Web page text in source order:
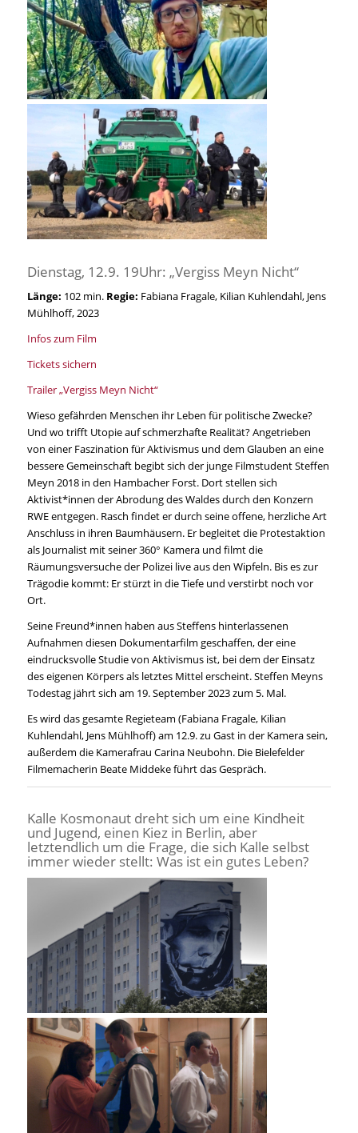
Dienstag, 12.9. 19Uhr: „Vergiss Meyn Nicht“
Länge: 102 min. Regie: Fabiana Fragale, Kilian Kuhlendahl, Jens
Mühlhoff, 2023
Infos zum Film
Tickets sichern
Trailer „Vergiss Meyn Nicht“
Wieso gefährden Menschen ihr Leben für politische Zwecke?
Und wo trifft Utopie auf schmerzhafte Realität? Angetrieben
von einer Faszination für Aktivismus und dem Glauben an eine
bessere Gemeinschaft begibt sich der junge Filmstudent Steffen
Meyn 2018 in den Hambacher Forst. Dort stellen sich
Aktivist*innen der Abrodung des Waldes durch den Konzern
RWE entgegen. Rasch findet er durch seine offene, herzliche Art
Anschluss in ihren Baumhäusern. Er begleitet die Protestaktion
als Journalist mit seiner 360° Kamera und filmt die
Räumungsversuche der Polizei live aus den Wipfeln. Bis es zur
Trägodie kommt: Er stürzt in die Tiefe und verstirbt noch vor
Ort.
Seine Freund*innen haben aus Steffens hinterlassenen
Aufnahmen diesen Dokumentarfilm geschaffen, der eine
eindrucksvolle Studie von Aktivismus ist, bei dem der Einsatz
des eigenen Körpers als letztes Mittel erscheint. Steffen Meyns
Todestag jährt sich am 19. September 2023 zum 5. Mal.
Es wird das gesamte Regieteam (Fabiana Fragale, Kilian
Kuhlendahl, Jens Mühlhoff) am 12.9. zu Gast in der Kamera sein,
außerdem die Kamerafrau Carina Neubohn. Die Bielefelder
Filmemacherin Beate Middeke führt das Gespräch.
Kalle Kosmonaut dreht sich um eine Kindheit
und Jugend, einen Kiez in Berlin, aber
letztendlich um die Frage, die sich Kalle selbst
immer wieder stellt: Was ist ein gutes Leben?